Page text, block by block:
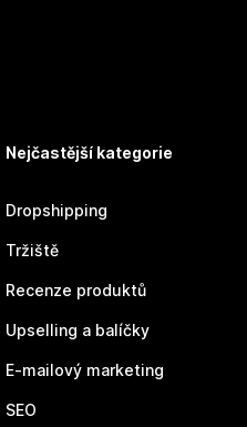
Nejčastější kategorie
Dropshipping
Tržiště
Recenze produktů
Upselling a balíčky
E-mailový marketing
SEO